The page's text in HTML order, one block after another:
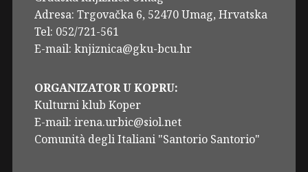
Adresa: Trgovačka 6, 52470 Umag, Hrvatska
Tel: 052/721-561
E-mail: knjiznica@gku-bcu.hr
ORGANIZATOR U KOPRU:
Kulturni klub Koper
E-mail: irena.urbic@siol.net
Comunità degli Italiani "Santorio Santorio"